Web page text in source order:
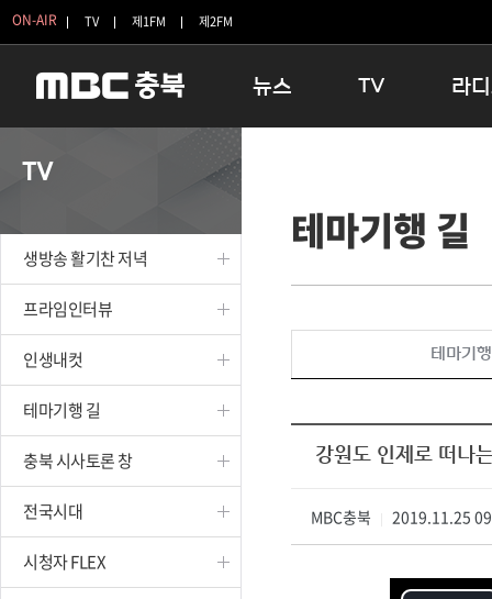
ON-AIR TV 제1FM 제2FM
뉴스
보은
옥천
TV
인생내컷
테마기행 길
시청자 FLEX
종영프로그램
라
16:00
우리 고
TV
생방송 활기찬 저녁
프라임인터뷰
인생내컷
테마기행 길
충북 시사토론 창
전국시대
시청자 FLEX
테마기행 길
테마기
강원도 인제로 떠나
MBC충북 2019.11.25